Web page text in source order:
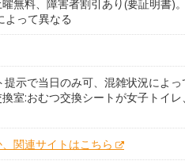
無料、障害者割引あり(要証明書)
よって異なる
提示で当日のみ可、混雑状況によ
室:おむつ交換シートが女子トイレ
関連サイトはこちら